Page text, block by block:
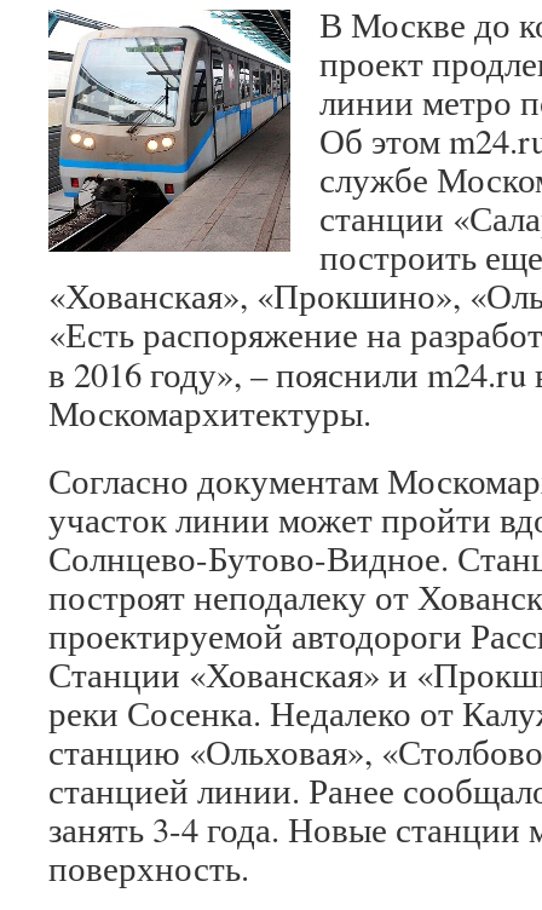
В Москве до
проект
линии метро
Об этом
службе
станции
построить
«Хованская», «Прокшино»,
«Есть распоряжение на
в 2016 году», – пояснили
Москомархитектуры.
Согласно документам
участок линии может пройти
Солнцево-Бутово-Видное.
построят неподалеку от
проектируемой автодороги
Станции «Хованская» и
реки Сосенка. Недалеко от
станцию «Ольховая»,
станцией линии. Ранее
занять 3-4 года. Новые станции
поверхность.